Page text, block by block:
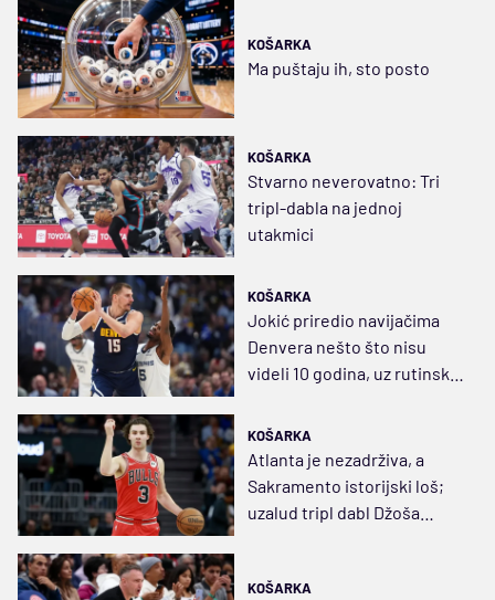
KOŠARKA
Ma puštaju ih, sto posto
KOŠARKA
Stvarno neverovatno: Tri
tripl-dabla na jednoj
utakmici
KOŠARKA
Jokić priredio navijačima
Denvera nešto što nisu
videli 10 godina, uz rutinski
KOŠARKA
Atlanta je nezadrživa, a
Sakramento istorijski loš;
uzalud tripl dabl Džoša
KOŠARKA